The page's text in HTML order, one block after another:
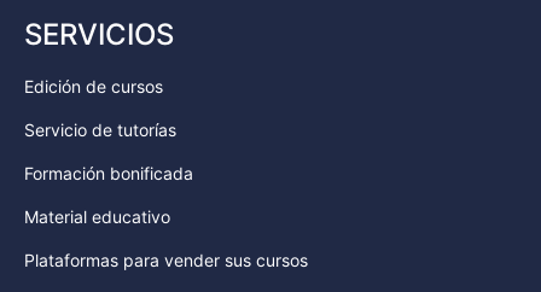
SERVICIOS
Edición de cursos
Servicio de tutorías
Formación bonificada
Material educativo
Plataformas para vender sus cursos